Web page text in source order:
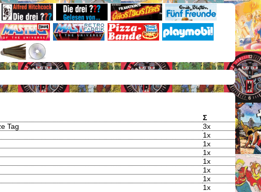
Σ
Tag
3x
1x
1x
1x
1x
1x
1x
1x